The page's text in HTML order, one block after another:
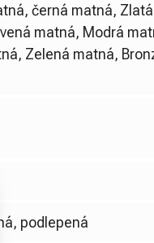
černá matná, Zlatá
matná, Modrá
Zelená matná,
podlepená